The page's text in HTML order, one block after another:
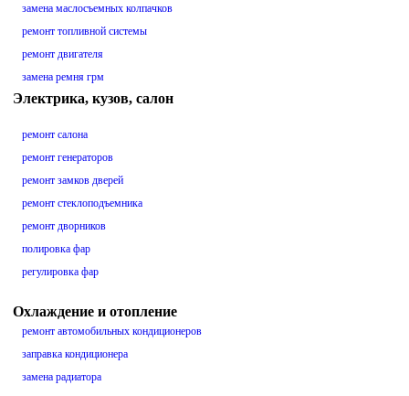
замена маслосъемных колпачков
ремонт топливной системы
ремонт двигателя
замена ремня грм
Электрика, кузов, салон
ремонт салона
ремонт генераторов
ремонт замков дверей
ремонт стеклоподъемника
ремонт дворников
полировка фар
регулировка фар
Охлаждение и отопление
ремонт автомобильных кондиционеров
заправка кондиционера
замена радиатора